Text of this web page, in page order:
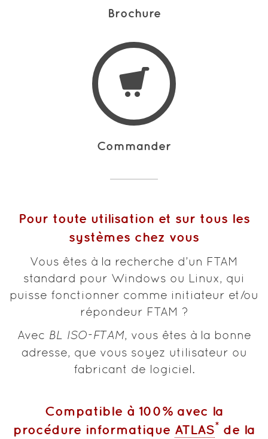
Brochure
Commander
Pour toute utilisation et sur tous les
systèmes chez vous
Vous êtes à la recherche d’un FTAM
standard pour Windows ou Linux, qui
puisse fonctionner comme initiateur et/ou
répondeur FTAM ?
Avec BL ISO-FTAM, vous êtes à la bonne
adresse, que vous soyez utilisateur ou
fabricant de logiciel.
Compatible à 100% avec la
procédure informatique ATLAS*de la